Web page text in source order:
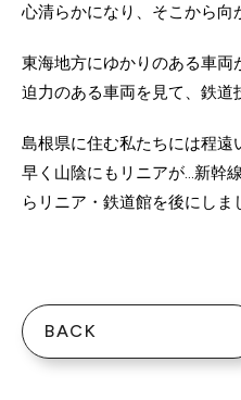
心清らかになり、そこから向
東海地方にゆかりのある車両
迫力のある車両を見て、鉄道
島根県に住む私たちには程遠
早く山陰にもリニアが…新幹
らリニア・鉄道館を後にしま
BACK